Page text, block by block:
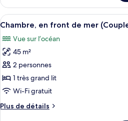
en
front
de
mer
(Gala)
le
type
de
Suite,
2
chambres,
en
front
de
mer
(Gala)
Afficher
toutes
les
photos
pour
ce
type
chambre :
10
Chambre, en front de mer
Vue sur l’océan
45 m²
2 personnes
1 très grand lit
Wi-Fi gratuit
Plus de détails
Plus